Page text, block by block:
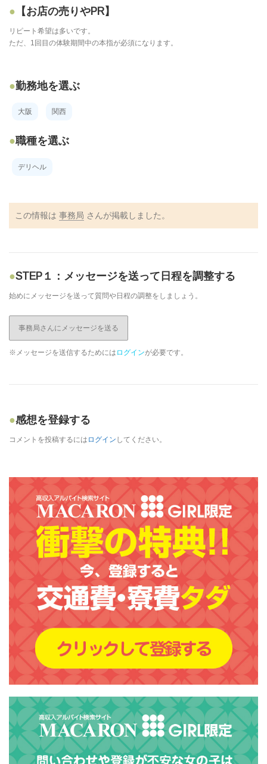
【お店の売りやPR】
リピート希望は多いです。
ただ、1回目の体験期間中の本指が必須になります。
勤務地を選ぶ
大阪 関西
職種を選ぶ
デリヘル
この情報は 事務局 さんが掲載しました。
STEP１：メッセージを送って日程を調整する
始めにメッセージを送って質問や日程の調整をしましょう。
事務局さんにメッセージを送る
※メッセージを送信するためには ログインが必要です。
感想を登録する
コメントを投稿するには ログイン してください。